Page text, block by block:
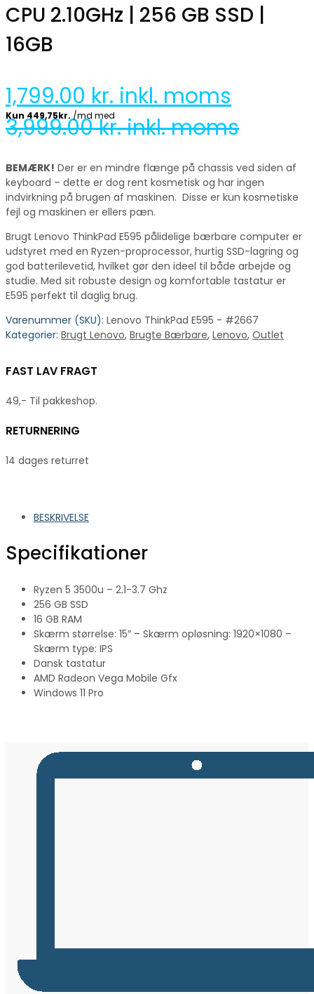
CPU 2.10GHz | 256 GB SSD |
16GB
1,799.00 kr. inkl. moms
3,999.00kr. inkl. moms
BEMÆRK! Der er en mindre flænge på chassis ved siden af
keyboard – dette er dog rent kosmetisk og har ingen
indvirkning på brugen af maskinen. Disse er kun kosmetiske
fejl og maskinen er ellers pæn.
Brugt Lenovo ThinkPad E595 pålidelige bærbare computer er
udstyret med en Ryzen-proprocessor, hurtig SSD-lagring og
god batterilevetid, hvilket gør den ideel til både arbejde og
studie. Med sit robuste design og komfortable tastatur er
E595 perfekt til daglig brug.
Varenummer (SKU): Lenovo ThinkPad E595 - #2667
Kategorier: Brugt Lenovo, Brugte Bærbare, Lenovo, Outlet
FAST LAV FRAGT
49,- Til pakkeshop.
RETURNERING
14 dages returret
BESKRIVELSE
Specifikationer
Ryzen 5 3500u – 2.1-3.7 Ghz
256 GB SSD
16 GB RAM
Skærm størrelse: 15″ – Skærm opløsning: 1920×1080 –
Skærm type: IPS
Dansk tastatur
AMD Radeon Vega Mobile Gfx
Windows 11 Pro